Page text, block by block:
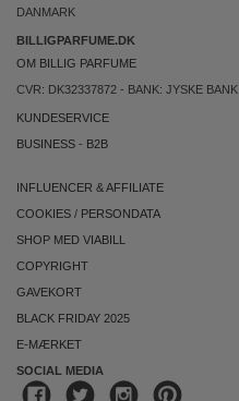
DANMARK
BILLIGPARFUME.DK
OM BILLIG PARFUME
CVR: DK32337872 - BANK: JYSKE BANK
KUNDESERVICE
BUSINESS - B2B
INFLUENCER & AFFILIATE
COOKIES / PERSONDATA
SHOP MED VIABILL
COPYRIGHT
GAVEKORT
BLACK FRIDAY 2025
E-MÆRKET
SOCIAL MEDIA